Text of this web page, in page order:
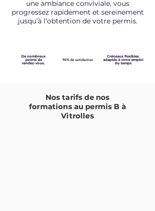
une ambiance conviviale, vous
progressez rapidement et sereinement
jusqu’à l’obtention de votre permis.
De nombreux
points de
rendez-vous.
96% de satisfaction
Créneaux flexibles
adaptés à votre emploi
du temps
Nos tarifs de nos
formations au permis B à
Vitrolles